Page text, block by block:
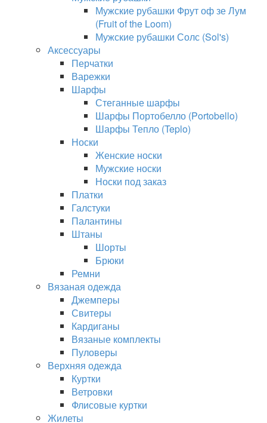
Мужские рубашки Фрут оф зе Лум
(Fruit of the Loom)
Мужские рубашки Солс (Sol's)
Аксессуары
Перчатки
Варежки
Шарфы
Стеганные шарфы
Шарфы Портобелло (Portobello)
Шарфы Тепло (Teplo)
Носки
Женские носки
Мужские носки
Носки под заказ
Платки
Галстуки
Палантины
Штаны
Шорты
Брюки
Ремни
Вязаная одежда
Джемперы
Свитеры
Кардиганы
Вязаные комплекты
Пуловеры
Верхняя одежда
Куртки
Ветровки
Флисовые куртки
Жилеты